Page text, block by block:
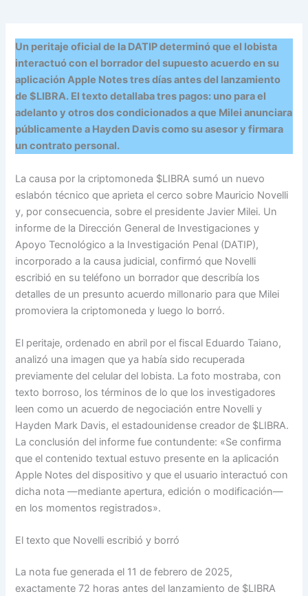
Un peritaje oficial de la DATIP determinó que el lobista
interactuó con el borrador del supuesto acuerdo en su
aplicación Apple Notes tres días antes del lanzamiento
de $LIBRA. El texto detallaba tres pagos: uno para el
adelanto y otros dos condicionados a que Milei anunciara
públicamente a Hayden Davis como su asesor y firmara
un contrato personal.
La causa por la criptomoneda $LIBRA sumó un nuevo
eslabón técnico que aprieta el cerco sobre Mauricio Novelli
y, por consecuencia, sobre el presidente Javier Milei. Un
informe de la Dirección General de Investigaciones y
Apoyo Tecnológico a la Investigación Penal (DATIP),
incorporado a la causa judicial, confirmó que Novelli
escribió en su teléfono un borrador que describía los
detalles de un presunto acuerdo millonario para que Milei
promoviera la criptomoneda y luego lo borró.
El peritaje, ordenado en abril por el fiscal Eduardo Taiano,
analizó una imagen que ya había sido recuperada
previamente del celular del lobista. La foto mostraba, con
texto borroso, los términos de lo que los investigadores
leen como un acuerdo de negociación entre Novelli y
Hayden Mark Davis, el estadounidense creador de $LIBRA.
La conclusión del informe fue contundente: «Se confirma
que el contenido textual estuvo presente en la aplicación
Apple Notes del dispositivo y que el usuario interactuó con
dicha nota —mediante apertura, edición o modificación—
en los momentos registrados».
El texto que Novelli escribió y borró
La nota fue generada el 11 de febrero de 2025,
exactamente 72 horas antes del lanzamiento de $LIBRA